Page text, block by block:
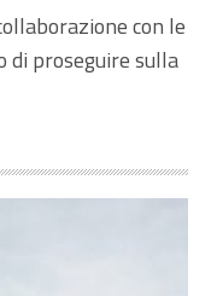
con le
di proseguire sulla